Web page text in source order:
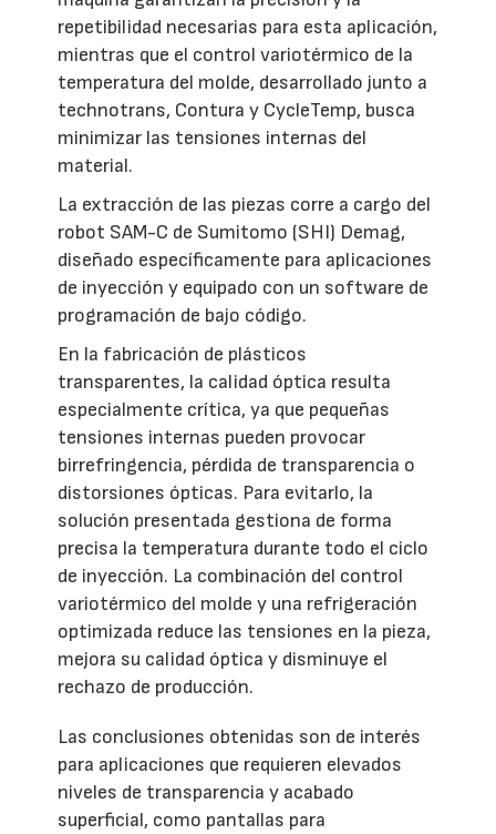
repetibilidad necesarias para esta aplicación,
mientras que el control variotérmico de la
temperatura del molde, desarrollado junto a
technotrans, Contura y CycleTemp, busca
minimizar las tensiones internas del
material.
La extracción de las piezas corre a cargo del
robot SAM-C de Sumitomo (SHI) Demag,
diseñado específicamente para aplicaciones
de inyección y equipado con un software de
programación de bajo código.
En la fabricación de plásticos
transparentes, la calidad óptica resulta
especialmente crítica, ya que pequeñas
tensiones internas pueden provocar
birrefringencia, pérdida de transparencia o
distorsiones ópticas. Para evitarlo, la
solución presentada gestiona de forma
precisa la temperatura durante todo el ciclo
de inyección. La combinación del control
variotérmico del molde y una refrigeración
optimizada reduce las tensiones en la pieza,
mejora su calidad óptica y disminuye el
rechazo de producción.
Las conclusiones obtenidas son de interés
para aplicaciones que requieren elevados
niveles de transparencia y acabado
superficial, como pantallas para